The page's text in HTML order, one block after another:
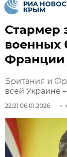
Стармер
военных
Франции
Британия и
всей Украине
22:21 06.01.2026